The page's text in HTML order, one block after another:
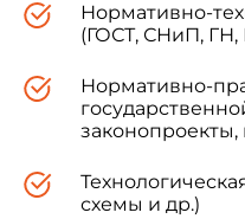
Нормативно-
(ГОСТ, СНиП, ГН,
Нормативно-
законопроекты,
схемы и др.)